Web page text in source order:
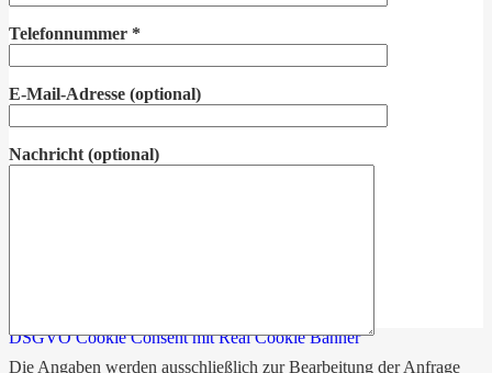
Telefonnummer *
E-Mail-Adresse (optional)
Nachricht (optional)
Die Angaben werden ausschließlich zur Bearbeitung der Anfrage
DSGVO Cookie Consent mit Real Cookie Banner